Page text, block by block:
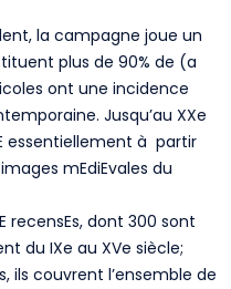
la campagne joue un
plus de 90% de (a
ont une incidence
Jusqu’au XXe
essentiellement à partir
mEdiEvales du
recensEs, dont 300 sont
du IXe au XVe siècle;
ils couvrent l’ensemble de